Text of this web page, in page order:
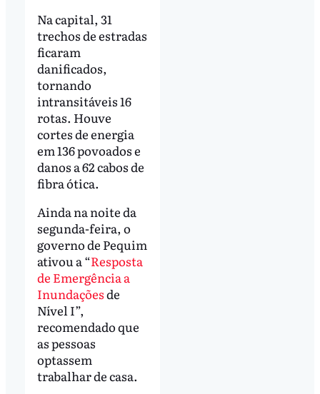
Na capital, 31
trechos de estradas
ficaram
danificados,
tornando
intransitáveis 16
rotas. Houve
cortes de energia
em 136 povoados e
danos a 62 cabos de
fibra ótica.
Ainda na noite da
segunda-feira, o
governo de Pequim
ativou a “Resposta
de Emergência a
Inundaçõesde
Nível I”,
recomendado que
as pessoas
optassem
trabalhar de casa.